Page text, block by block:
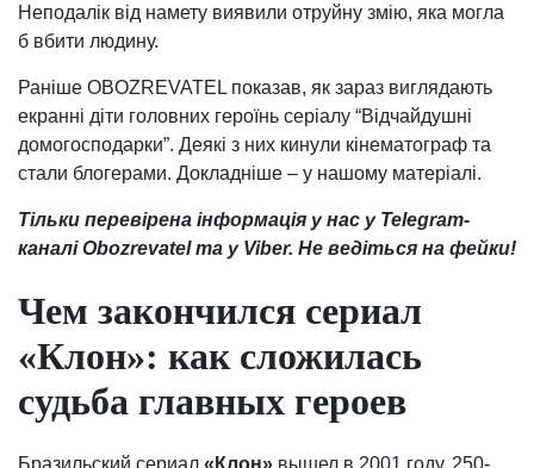
Неподалік від намету виявили отруйну змію, яка могла
б вбити людину.
Раніше OBOZREVATEL показав, як зараз виглядають
екранні діти головних героїнь серіалу “Відчайдушні
домогосподарки”. Деякі з них кинули кінематограф та
стали блогерами. Докладніше – у нашому матеріалі.
Тільки перевірена інформація у нас у Telegram-
каналі Obozrevatel та у Viber. Не ведіться на фейки!
Чем закончился сериал
«Клон»: как сложилась
судьба главных героев
Бразильский сериал «Клон» вышел в 2001 году. 250-